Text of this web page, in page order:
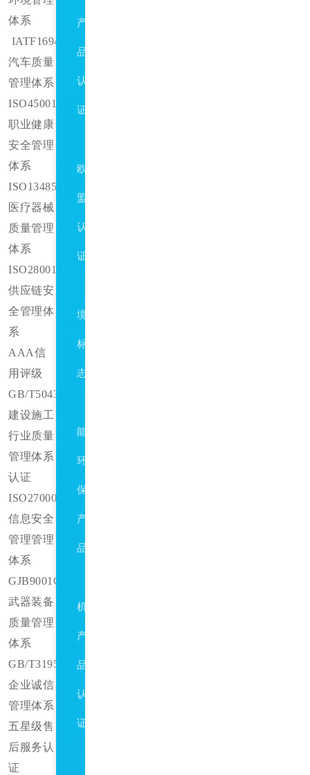
体系
IATF16949
汽车质量
管理体系
ISO45001
职业健康
安全管理
体系
ISO13485
医疗器械
质量管理
体系
ISO28001
供应链安
全管理体
系
AAA信
用评级
GB/T50430
建设施工
行业质量
管理体系
认证
ISO27000
信息安全
管理管理
体系
GJB9001C
武器装备
质量管理
体系
GB/T31950
企业诚信
管理体系
五星级售
后服务认
证
产
品
认
证
欧
盟
认
证
境
标
志
能
环
保
产
品
机
产
品
认
证